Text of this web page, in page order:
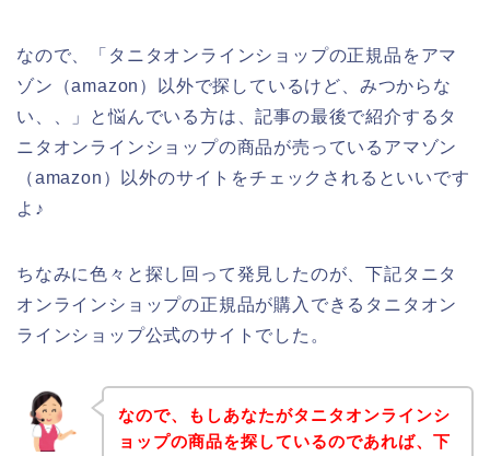
なので、「タニタオンラインショップの正規品をアマ
ゾン（amazon）以外で探しているけど、みつからな
い、、」と悩んでいる方は、記事の最後で紹介するタ
ニタオンラインショップの商品が売っているアマゾン
（amazon）以外のサイトをチェックされるといいです
よ♪
ちなみに色々と探し回って発見したのが、下記タニタ
オンラインショップの正規品が購入できるタニタオン
ラインショップ公式のサイトでした。
なので、もしあなたがタニタオンラインシ
ョップの商品を探しているのであれば、下